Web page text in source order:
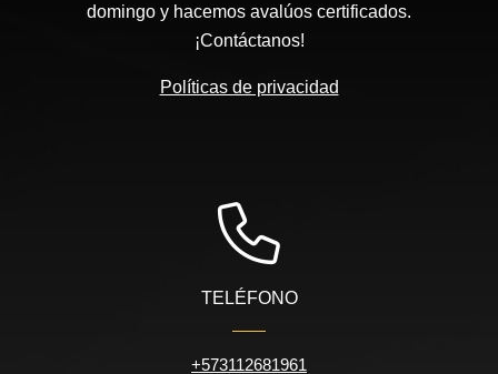
domingo y hacemos avalúos certificados.
¡Contáctanos!
Políticas de privacidad
TELÉFONO
+573112681961